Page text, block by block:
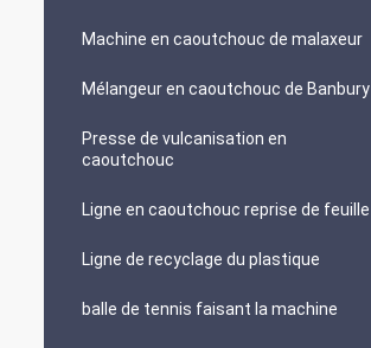
Machine en caoutchouc de malaxeur
Mélangeur en caoutchouc de Banbury
Presse de vulcanisation en
caoutchouc
Ligne en caoutchouc reprise de feuille
Ligne de recyclage du plastique
balle de tennis faisant la machine